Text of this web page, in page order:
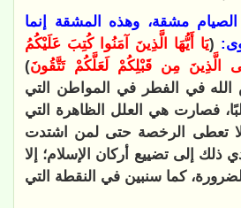
مشقة، وهذه المشقة إنما
(يَا أَيُّهَا الَّذِينَ آمَنُوا كُتِبَ عَلَيْكُمُ
الَّذِينَ مِن قَبْلِكُمْ لَعَلَّكُمْ تَتَّقُونَ)
في الفطر في المواطن التي
فصارت هي العلل الظاهرة التي
تعطى الرخصة حتى لمن اشتدت
ذلك إلى تضييع أركان الإسلام؛ إلا
كما سنبين في النقطة التي